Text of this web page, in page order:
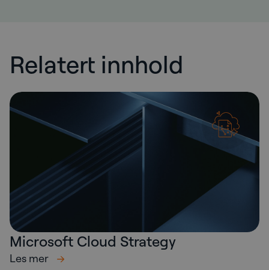
Relatert innhold
Microsoft Cloud Strategy
Les mer